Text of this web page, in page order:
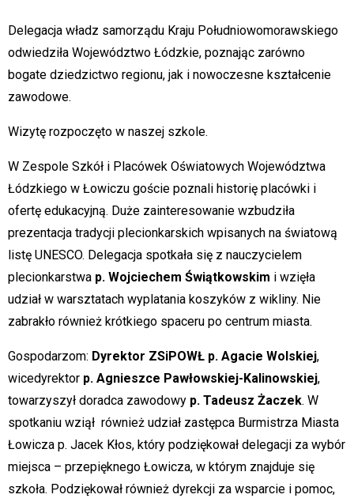
Delegacja władz samorządu Kraju Południowomorawskiego
odwiedziła Województwo Łódzkie, poznając zarówno
bogate dziedzictwo regionu, jak i nowoczesne kształcenie
zawodowe.
Wizytę rozpoczęto w naszej szkole.
W Zespole Szkół i Placówek Oświatowych Województwa
Łódzkiego w Łowiczu goście poznali historię placówki i
ofertę edukacyjną. Duże zainteresowanie wzbudziła
prezentacja tradycji plecionkarskich wpisanych na światową
listę UNESCO. Delegacja spotkała się z nauczycielem
plecionkarstwa p. Wojciechem Świątkowskim i wzięła
udział w warsztatach wyplatania koszyków z wikliny. Nie
zabrakło również krótkiego spaceru po centrum miasta.
Gospodarzom: Dyrektor ZSiPOWŁ p. Agacie Wolskiej,
wicedyrektor p. Agnieszce Pawłowskiej-Kalinowskiej,
towarzyszył doradca zawodowy p. Tadeusz Żaczek. W
spotkaniu wziął również udział zastępca Burmistrza Miasta
Łowicza p. Jacek Kłos, który podziękował delegacji za wybór
miejsca – przepięknego Łowicza, w którym znajduje się
szkoła. Podziękował również dyrekcji za wsparcie i pomoc,